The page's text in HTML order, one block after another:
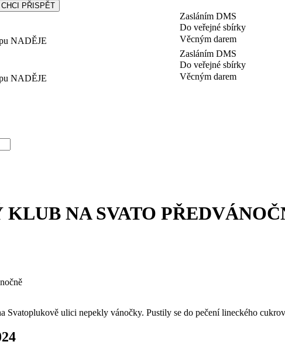
PŘISPĚT
NADĚJE
Zasláním DMS
Do veřejné sbírky
Věcným darem
NADĚJE
Zasláním DMS
Do veřejné sbírky
Věcným darem
NA SVATO
Svatoplukově ulici nepekly vánočky. Pustily se do pečení lineckého